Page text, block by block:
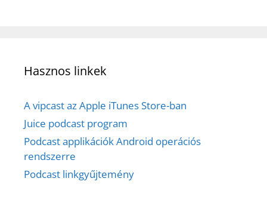
Hasznos linkek
A vipcast az Apple iTunes Store-ban
Juice podcast program
Podcast applikációk Android operációs
rendszerre
Podcast linkgyűjtemény